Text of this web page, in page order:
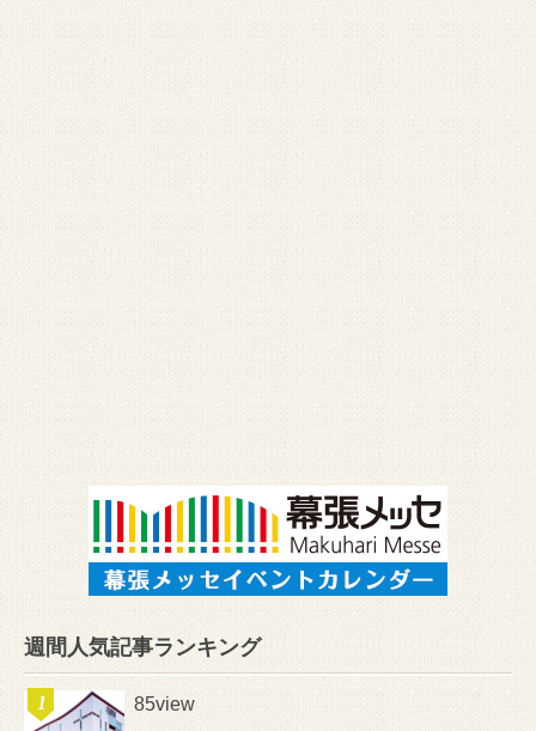
週間人気記事ランキング
85view